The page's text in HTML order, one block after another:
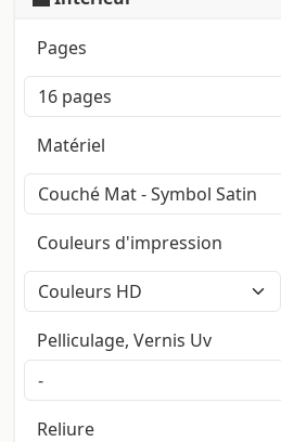
Pages
Indiquez le nombre de pages
façades sont
Matériel
Couleur: Blanc Polaire (Iso:
Lisse - Certification:
Surface lisse sur les deux
finition matte. Producteur:
Couleurs d'impression
Impression en couleurs
CMJN High Definition
pantones éventuels
Pelliculage, Vernis Uv
Reliure